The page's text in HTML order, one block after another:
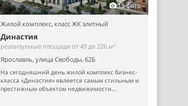
15 фото
Жилой комплекс, класс ЖК элитный
Династия
реализуемые площади от 49 до 226 м²
Ярославль, улица Свободы, 62Б
На сегодняшний день жилой комплекс бизнес-
класса «Династия» является самым стильным и
престижным объектом недвижимости...